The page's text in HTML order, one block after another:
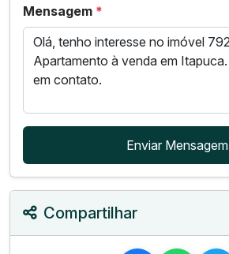
Mensagem *
Enviar Mensagem
Compartilhar